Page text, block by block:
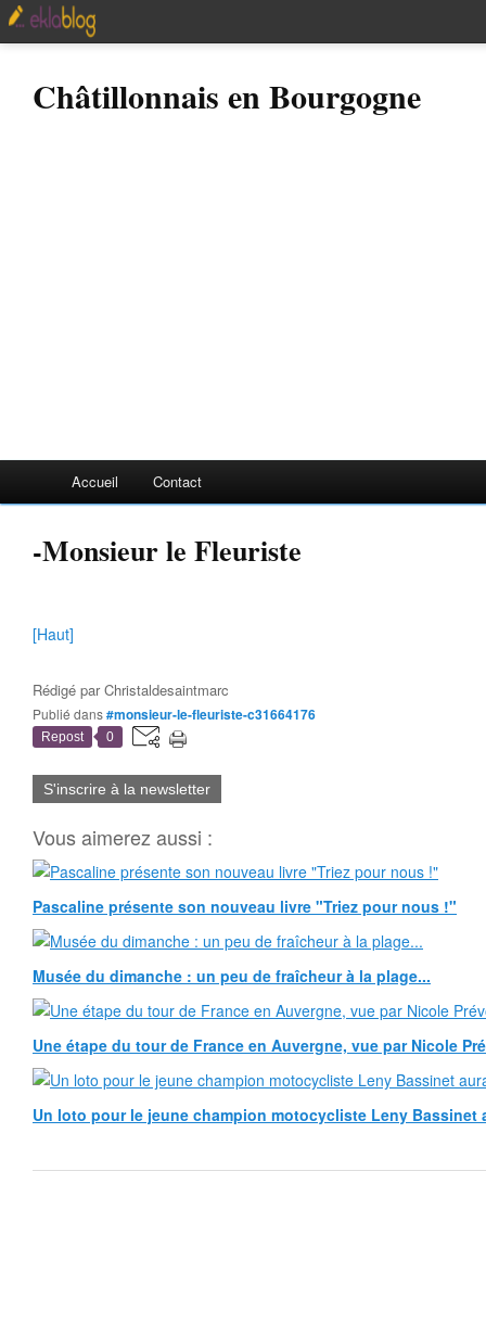
Châtillonnais en Bourgogne
Accueil Contact
-Monsieur le Fleuriste
[Haut]
Rédigé parChristaldesaintmarc
Publié dans#monsieur-le-fleuriste-c31664176
Repost 0
S'inscrire à la newsletter
Vous aimerez aussi :
Pascaline présente son nouveau livre "Triez pour nous !"
Musée du dimanche : un peu de fraîcheur à la plage...
Une étape du tour de France en Auvergne, vue par Nicole
Un loto pour le jeune champion motocycliste Leny Bassinet